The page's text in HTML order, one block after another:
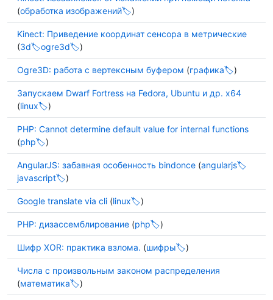
(обработка изображений )
Kinect: Приведение координат сенсора в метрические
(3d ogre3d )
Ogre3D: работа с вертексным буфером (графика )
Запускаем Dwarf Fortress на Fedora, Ubuntu и др. x64
(linux )
PHP: Cannot determine default value for internal functions
(php )
AngularJS: забавная особенность bindonce (angularjs
javascript
)
Google translate via cli (linux )
PHP: дизассемблирование (php )
Шифр XOR: практика взлома. (шифры )
Числа с произвольным законом распределения
(математика )